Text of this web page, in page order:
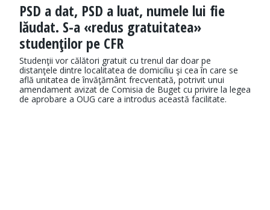
PSD a dat, PSD a luat, numele lui fie
lăudat. S-a «redus gratuitatea»
studenţilor pe CFR
Studenţii vor călători gratuit cu trenul dar doar pe
distanţele dintre localitatea de domiciliu şi cea în care se
află unitatea de învăţământ frecventată, potrivit unui
amendament avizat de Comisia de Buget cu privire la legea
de aprobare a OUG care a introdus această facilitate.